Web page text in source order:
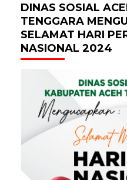
DINAS SOSIAL
TENGGARA
SELAMAT HARI
NASIONAL 2024